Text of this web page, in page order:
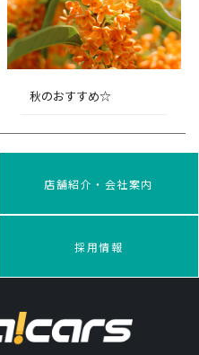
秋のおすすめ☆
店舗紹介・会社案内
採用情報